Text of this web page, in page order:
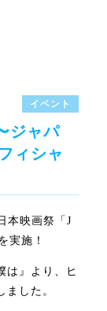
イベント
ジャパ
ィシャ
本映画祭「J
実施！
は』より、ヒ
した。